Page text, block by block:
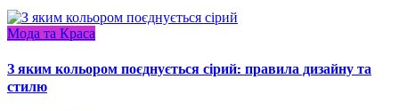
Мода та Краса
З яким кольором поєднується сірий: правила дизайну та
стилю